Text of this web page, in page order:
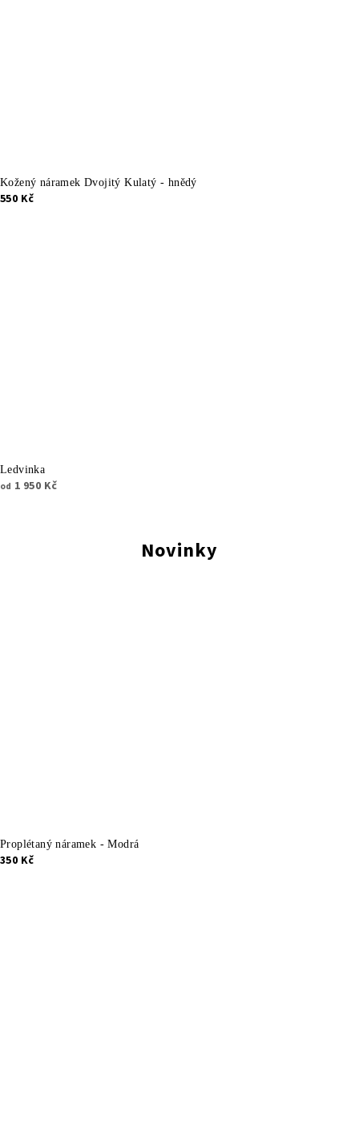
Kožený náramek Dvojitý Kulatý - hnědý
550 Kč
Ledvinka
od 1 950 Kč
Novinky
Proplétaný náramek - Modrá
350 Kč